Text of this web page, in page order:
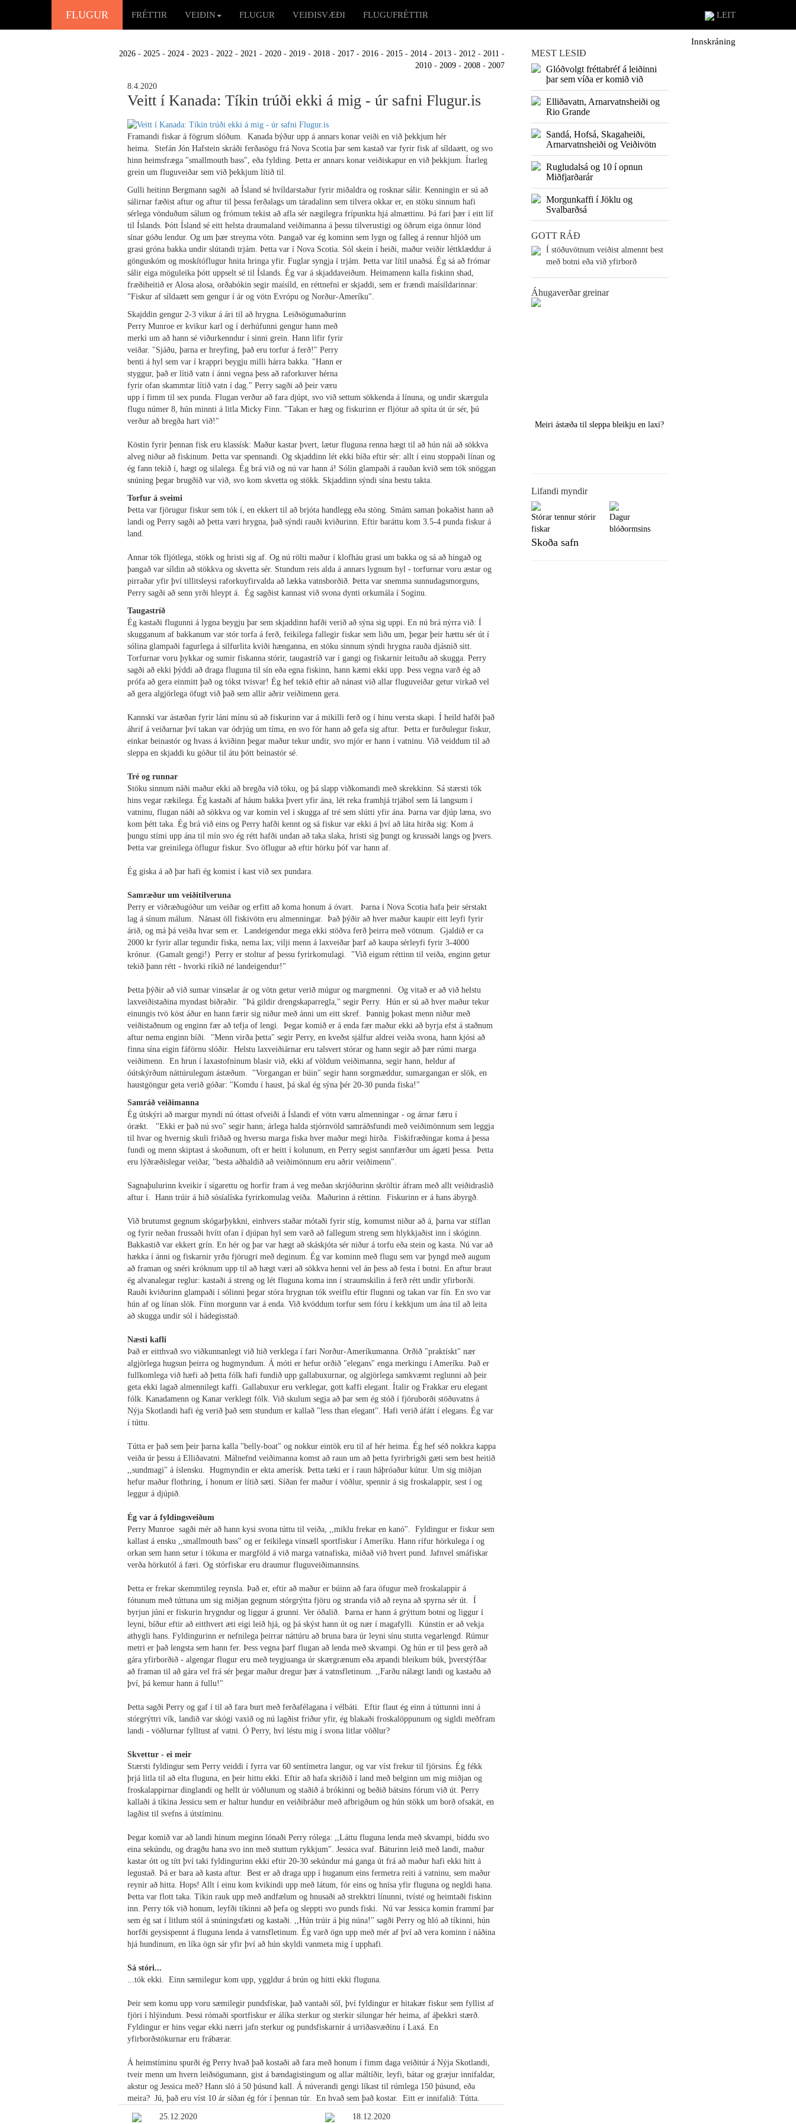
FLUGUR FRÉTTIR VEIÐIN FLUGUR VEIÐISVÆÐI FLUGUFRÉTTIR LEIT
Innskráning
2026 - 2025 - 2024 - 2023 - 2022 - 2021 - 2020 - 2019 - 2018 - 2017 - 2016 - 2015 - 2014 - 2013 - 2012 - 2011 -
2010 - 2009 - 2008 - 2007
8.4.2020
Veitt í Kanada: Tíkin trúði ekki á mig - úr safni Flugur.is
Framandi fiskar á fögrum slóðum. Kanada býður upp á annars konar veiði en við þekkjum hér
heima.
Stefán Jón Hafstein skráði ferðasögu frá Nova Scotia þar sem kastað var fyrir fisk af síldaætt, og svo
hinn heimsfræga "smallmouth bass", eða fylding. Þetta er annars konar veiðiskapur en við þekkjum. Ítarleg
grein um fluguveiðar sem við þekkjum lítið til.
Gulli heitinn Bergmann sagði að Ísland sé hvíldarstaður fyrir miðaldra og rosknar sálir. Kenningin er sú að
sálirnar fæðist aftur og aftur til þessa ferðalags um táradalinn sem tilvera okkar er, en stöku sinnum hafi
sérlega vönduðum sálum og frómum tekist að afla sér nægilegra frípunkta hjá almættinu. Þá fari þær í eitt líf
til Íslands. Þótt Ísland sé eitt helsta draumaland veiðimanna á þessu tilverustigi og öðrum eiga önnur lönd
sínar góðu lendur. Og um þær streyma vötn. Þangað var ég kominn sem lygn og falleg á rennur hljóð um
grasi gróna bakka undir slútandi trjám. Þetta var í Nova Scotia. Sól skein í heiði, maður veiðir léttklæddur á
gönguskóm og moskítóflugur hnita hringa yfir. Fuglar syngja í trjám. Þetta var lítil unaðsá. Ég sá að frómar
sálir eiga möguleika þótt uppselt sé til Íslands. Ég var á skjaddaveiðum. Heimamenn kalla fiskinn shad,
fræðiheitið er Alosa alosa, orðabókin segir maísíld, en réttnefni er skjaddi, sem er frændi maísíldarinnar:
"Fiskur af síldaætt sem gengur í ár og vötn Evrópu og Norður-Ameríku".
Skajddin gengur 2-3 vikur á ári til að hrygna. Leiðsögumaðurinn
Perry Munroe er kvikur karl og í derhúfunni gengur hann með
merki um að hann sé viðurkenndur í sinni grein. Hann lifir fyrir
veiðar. "Sjáðu, þarna er hreyfing, það eru torfur á ferð!" Perry
benti á hyl sem var í krappri beygju milli hárra bakka. "Hann er
styggur, það er lítið vatn í ánni vegna þess að raforkuver hérna
fyrir ofan skammtar lítið vatn í dag." Perry sagði að þeir væru
upp í fimm til sex punda. Flugan verður að fara djúpt, svo við settum sökkenda á línuna, og undir skærgula
flugu númer 8, hún minnti á litla Micky Finn. "Takan er hæg og fiskurinn er fljótur að spíta út úr sér, þú
verður að bregða hart við!"
Köstin fyrir þennan fisk eru klassísk: Maður kastar þvert, lætur fluguna renna hægt til að hún nái að sökkva
alveg niður að fiskinum. Þetta var spennandi. Og skjaddinn lét ekki bíða eftir sér: allt í einu stoppaði línan og
ég fann tekið í, hægt og silalega. Ég brá við og nú var hann á! Sólin glampaði á rauðan kvið sem tók snöggan
snúning þegar brugðið var við, svo kom skvetta og stökk. Skjaddinn sýndi sína bestu takta.
Torfur á sveimi
Þetta var fjörugur fiskur sem tók í, en ekkert til að brjóta handlegg eða stöng. Smám saman þokaðist hann að
landi og Perry sagði að þetta væri hrygna, það sýndi rauði kviðurinn. Eftir baráttu kom 3.5-4 punda fiskur á
land.
Annar tók fljótlega, stökk og hristi sig af. Og nú rölti maður í klofháu grasi um bakka og sá að hingað og
þangað var síldin að stökkva og skvetta sér. Stundum reis alda á annars lygnum hyl - torfurnar voru æstar og
pirraðar yfir því tillitsleysi raforkuyfirvalda að lækka vatnsborðið. Þetta var snemma sunnudagsmorguns,
Perry sagði að senn yrði hleypt á. Ég sagðist kannast við svona dynti orkumála í Soginu.
Taugastríð
Ég kastaði flugunni á lygna beygju þar sem skjaddinn hafði verið að sýna sig uppi. En nú brá nýrra við: Í
skugganum af bakkanum var stór torfa á ferð, feikilega fallegir fiskar sem liðu um, þegar þeir hættu sér út í
sólina glampaði fagurlega á silfurlita kviði hænganna, en stöku sinnum sýndi hrygna rauða djásnið sitt.
Torfurnar voru þykkar og sumir fiskanna stórir, taugastríð var í gangi og fiskarnir leituðu að skugga. Perry
sagði að ekki þýddi að draga fluguna til sín eða egna fiskinn, hann kæmi ekki upp. Þess vegna varð ég að
prófa að gera einmitt það og tókst tvisvar! Ég hef tekið eftir að nánast við allar fluguveiðar getur virkað vel
að gera algjörlega öfugt við það sem allir aðrir veiðimenn gera.
Kannski var ástæðan fyrir láni mínu sú að fiskurinn var á mikilli ferð og í hinu versta skapi. Í heild hafði það
áhrif á veiðarnar því takan var ódrjúg um tíma, en svo fór hann að gefa sig aftur. Þetta er furðulegur fiskur,
einkar beinastór og hvass á kviðinn þegar maður tekur undir, svo mjór er hann í vatninu. Við veiddum til að
sleppa en skjaddi ku góður til átu þótt beinastór sé.
Tré og runnar
Stöku sinnum náði maður ekki að bregða við töku, og þá slapp viðkomandi með skrekkinn. Sá stærsti tók
hins vegar rækilega. Ég kastaði af háum bakka þvert yfir ána, lét reka framhjá trjábol sem lá langsum í
vatninu, flugan náði að sökkva og var komin vel í skugga af tré sem slútti yfir ána. Þarna var djúp læna, svo
kom þétt taka. Ég brá við eins og Perry hafði kennt og sá fiskur var ekki á því að láta hirða sig: Kom á
þungu stími upp ána til mín svo ég rétt hafði undan að taka slaka, hristi sig þungt og krussaði langs og þvers.
Þetta var greinilega öflugur fiskur. Svo öflugur að eftir hörku þóf var hann af.
Ég giska á að þar hafi ég komist í kast við sex pundara.
Samræður um veiðitilveruna
Perry er viðræðugóður um veiðar og erfitt að koma honum á óvart. Þarna í Nova Scotia hafa þeir sérstakt
lag á sínum málum. Nánast öll fiskivötn eru almenningar. Það þýðir að hver maður kaupir eitt leyfi fyrir
árið, og má þá veiða hvar sem er. Landeigendur mega ekki stöðva ferð þeirra með vötnum. Gjaldið er ca
2000 kr fyrir allar tegundir fiska, nema lax; vilji menn á laxveiðar þarf að kaupa sérleyfi fyrir 3-4000
krónur. (Gamalt gengi!) Perry er stoltur af þessu fyrirkomulagi. "Við eigum réttinn til veiða, enginn getur
tekið þann rétt - hvorki ríkið né landeigendur!"
Þetta þýðir að við sumar vinsælar ár og vötn getur verið múgur og margmenni. Og vitað er að við helstu
laxveiðistaðina myndast biðraðir. "Þá gildir drengskaparregla," segir Perry. Hún er sú að hver maður tekur
einungis tvö köst áður en hann færir sig niður með ánni um eitt skref. Þannig þokast menn niður með
veiðistaðnum og enginn fær að tefja of lengi. Þegar komið er á enda fær maður ekki að byrja efst á staðnum
aftur nema enginn bíði. "Menn virða þetta" segir Perry, en kveðst sjálfur aldrei veiða svona, hann kjósi að
finna sína eigin fáförnu slóðir. Helstu laxveiðiárnar eru talsvert stórar og hann segir að þær rúmi marga
veiðimenn. En hrun í laxastofninum blasir við, ekki af völdum veiðimanna, segir hann, heldur af
óútskýrðum náttúrulegum ástæðum. "Vorgangan er búin" segir hann sorgmæddur, sumargangan er slök, en
haustgöngur geta verið góðar: "Komdu í haust, þá skal ég sýna þér 20-30 punda fiska!"
Samráð veiðimanna
Ég útskýri að margur myndi nú óttast ofveiði á Íslandi ef vötn væru almenningar - og árnar færu í
órækt. "Ekki er það nú svo" segir hann; árlega halda stjórnvöld samráðsfundi með veiðimönnum sem leggja
til hvar og hvernig skuli friðað og hversu marga fiska hver maður megi hirða. Fiskifræðingar koma á þessa
fundi og menn skiptast á skoðunum, oft er heitt í kolunum, en Perry segist sannfærður um ágæti þessa. Þetta
eru lýðræðislegar veiðar, "besta aðhaldið að veiðimönnum eru aðrir veiðimenn".
Sagnaþulurinn kveikir í sígarettu og horfir fram á veg meðan skrjóðurinn skröltir áfram með allt veiðidraslið
aftur í. Hann trúir á hið sósíalíska fyrirkomulag veiða. Maðurinn á réttinn. Fiskurinn er á hans ábyrgð.
Við brutumst gegnum skógarþykkni, einhvers staðar mótaði fyrir stíg, komumst niður að á, þarna var stíflan
og fyrir neðan frussaði hvítt ofan í djúpan hyl sem varð að fallegum streng sem hlykkjaðist inn í skóginn.
Bakkastið var ekkert grín. En hér og þar var hægt að skáskjóta sér niður á torfu eða stein og kasta. Nú var að
hækka í ánni og fiskarnir yrðu fjörugri með deginum. Ég var kominn með flugu sem var þyngd með augum
að framan og snéri króknum upp til að hægt væri að sökkva henni vel án þess að festa í botni. En aftur braut
ég alvanalegar reglur: kastaði á streng og lét fluguna koma inn í straumskilin á ferð rétt undir yfirborði.
Rauði kviðurinn glampaði í sólinni þegar stóra hrygnan tók sveiflu eftir flugnni og takan var fín. En svo var
hún af og línan slök. Fínn morgunn var á enda. Við kvöddum torfur sem fóru í kekkjum um ána til að leita
að skugga undir sól í hádegisstað.
Næsti kafli
Það er eitthvað svo viðkunnanlegt við hið verklega í fari Norður-Ameríkumanna. Orðið "praktískt" nær
algjörlega hugsun þeirra og hugmyndum. Á móti er hefur orðið "elegans" enga merkingu í Ameríku. Það er
fullkomlega við hæfi að þetta fólk hafi fundið upp gallabuxurnar, og algjörlega samkvæmt reglunni að þeir
geta ekki lagað almennilegt kaffi. Gallabuxur eru verklegar, gott kaffi elegant. Ítalir og Frakkar eru elegant
fólk. Kanadamenn og Kanar verklegt fólk. Við skulum segja að þar sem ég stóð í fjöruborði stöðuvatns á
Nýja Skotlandi hafi ég verið það sem stundum er kallað "less than elegant". Hafi verið áfátt í elegans. Ég var
í túttu.
Tútta er það sem þeir þarna kalla "belly-boat" og nokkur eintök eru til af hér heima. Ég hef séð nokkra kappa
veiða úr þessu á Elliðavatni. Málnefnd veiðimanna komst að raun um að þetta fyrirbrigði gæti sem best heitið
,,sundmagi" á íslensku. Hugmyndin er ekta amerísk. Þetta tæki er í raun háþróaður kútur. Um sig miðjan
hefur maður flothring, í honum er lítið sæti. Síðan fer maður í vöðlur, spennir á sig froskalappir, sest í og
leggur á djúpið.
Ég var á fyldingsveiðum
Perry Munroe sagði mér að hann kysi svona túttu til veiða, ,,miklu frekar en kanó". Fyldingur er fiskur sem
kallast á ensku ,,smallmouth bass" og er feikilega vinsæll sportfiskur í Ameríku. Hann rífur hörkulega í og
orkan sem hann setur í tökuna er margföld á við marga vatnafiska, miðað við hvert pund. Jafnvel smáfiskar
verða hörkutól á færi. Og stórfiskar eru draumur fluguveiðimannsins.
Þetta er frekar skemmtileg reynsla. Það er, eftir að maður er búinn að fara öfugur með froskalappir á
fótunum með túttuna um sig miðjan gegnum stórgrýtta fjöru og stranda við að reyna að spyrna sér út. Í
byrjun júní er fiskurin hrygndur og liggur á grunni. Ver óðalið. Þarna er hann á grýttum botni og liggur í
leyni, bíður eftir að eitthvert æti eigi leið hjá, og þá skýst hann út og nær í magafylli. Kúnstin er að vekja
athygli hans. Fyldingurinn er nefnilega þeirrar náttúru að bruna bara úr leyni sínu stutta vegarlengd. Rúmur
metri er það lengsta sem hann fer. Þess vegna þarf flugan að lenda með skvampi. Og hún er til þess gerð að
gára yfirborðið - algengar flugur eru með teygjuanga úr skærgrænum eða æpandi bleikum búk, þverstýfðar
að framan til að gára vel frá sér þegar maður dregur þær á vatnsfletinum. ,,Farðu nálægt landi og kastaðu að
því, þá kemur hann á fullu!"
Þetta sagði Perry og gaf í til að fara burt með ferðafélagana í vélbáti. Eftir flaut ég einn á túttunni inni á
stórgrýttri vík, landið var skógi vaxið og nú lagðist friður yfir, ég blakaði froskalöppunum og sigldi meðfram
landi - vöðlurnar fylltust af vatni. Ó Perry, hví léstu mig í svona litlar vöðlur?
Skvettur - ei meir
Stærsti fyldingur sem Perry veiddi í fyrra var 60 sentímetra langur, og var víst frekur til fjörsins. Ég fékk
þrjá litla til að elta fluguna, en þeir hittu ekki. Eftir að hafa skriðið í land með belginn um mig miðjan og
froskalappirnar dinglandi og hellt úr vöðlunum og staðið á brókinni og beðið bátsins fórum við út. Perry
kallaði á tíkina Jessicu sem er haltur hundur en veiðibráður með afbrigðum og hún stökk um borð ofsakát, en
lagðist til svefns á útstíminu.
Þegar komið var að landi hinum meginn lónaði Perry rólega: ,,Láttu fluguna lenda með skvampi, bíddu svo
eina sekúndu, og dragðu hana svo inn með stuttum rykkjum". Jessica svaf. Báturinn leið með landi, maður
kastar ótt og títt því taki fyldingurinn ekki eftir 20-30 sekúndur má ganga út frá að maður hafi ekki hitt á
legustað. Þá er bara að kasta aftur. Best er að draga upp í huganum eins fermetra reiti á vatninu, sem maður
reynir að hitta. Hops! Allt í einu kom kvikindi upp með látum, fór eins og hnísa yfir fluguna og negldi hana.
Þetta var flott taka. Tíkin rauk upp með andfælum og hnusaði að strekktri línunni, tvísté og heimtaði fiskinn
inn. Perry tók við honum, leyfði tíkinni að þefa og sleppti svo punds fiski. Nú var Jessica komin frammí þar
sem ég sat í litlum stól á snúningsfæti og kastaði. ,,Hún trúir á þig núna!" sagði Perry og hló að tíkinni, hún
horfði geysispennt á fluguna lenda á vatnsfletinum. Ég varð ögn upp með mér af því að vera kominn í náðina
hjá hundinum, en líka ögn sár yfir því að hún skyldi vanmeta mig í upphafi.
Sá stóri...
...tók ekki. Einn sæmilegur kom upp, yggldur á brún og hitti ekki fluguna.
Þeir sem komu upp voru sæmilegir pundsfiskar, það vantaði sól, því fyldingur er hitakær fiskur sem fyllist af
fjöri í hlýindum. Þessi rómaði sportfiskur er álíka sterkur og sterkir silungar hér heima, af áþekkri stærð.
Fyldingur er hins vegar ekki nærri jafn sterkur og pundsfiskarnir á urriðasvæðinu í Laxá. En
yfirborðstökurnar eru frábærar.
Á heimstíminu spurði ég Perry hvað það kostaði að fara með honum í fimm daga veiðitúr á Nýja Skotlandi,
tveir menn um hvern leiðsögumann, gist á bændagistingum og allar máltíðir, leyfi, bátar og græjur innifaldar,
akstur og Jessica með? Hann sló á 50 þúsund kall. Á núverandi gengi líkast til rúmlega 150 þúsund, eða
meira? Jú, það eru víst 10 ár síðan ég fór í þennan túr. En hvað sem það kostar. Eitt er innifalið: Tútta.
25.12.2020 18.12.2020
MEST LESIÐ
Glóðvolgt fréttabréf á leiðinni
þar sem víða er komið við
Elliðavatn, Arnarvatnsheiði og
Rio Grande
Sandá, Hofsá, Skagaheiði,
Arnarvatnsheiði og Veiðivötn
Rugludalsá og 10 í opnun
Miðfjarðarár
Morgunkaffi í Jöklu og
Svalbarðsá
GOTT RÁÐ
Í stöðuvötnum veiðist almennt best
með botni eða við yfirborð
Áhugaverðar greinar
Meiri ástæða til sleppa bleikju en laxi?
Lifandi myndir
Stórar tennur stórir
fiskar
Dagur
blóðormsins
Skoða safn